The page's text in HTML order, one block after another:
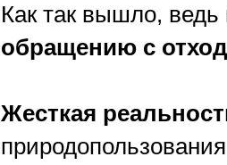
Как так вышло,
обращению с
Жесткая